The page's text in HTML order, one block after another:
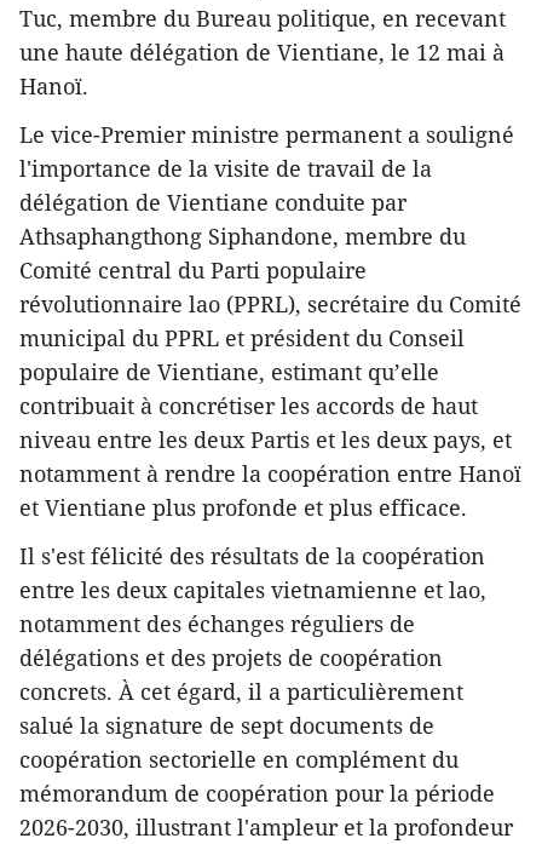
Tuc, membre du Bureau politique, en recevant
une haute délégation de Vientiane, le 12 mai à
Hanoï.
Le vice-Premier ministre permanent a souligné
l'importance de la visite de travail de la
délégation de Vientiane conduite par
Athsaphangthong Siphandone, membre du
Comité central du Parti populaire
révolutionnaire lao (PPRL), secrétaire du Comité
municipal du PPRL et président du Conseil
populaire de Vientiane, estimant qu’elle
contribuait à concrétiser les accords de haut
niveau entre les deux Partis et les deux pays, et
notamment à rendre la coopération entre Hanoï
et Vientiane plus profonde et plus efficace.
Il s'est félicité des résultats de la coopération
entre les deux capitales vietnamienne et lao,
notamment des échanges réguliers de
délégations et des projets de coopération
concrets. À cet égard, il a particulièrement
salué la signature de sept documents de
coopération sectorielle en complément du
mémorandum de coopération pour la période
2026-2030, illustrant l'ampleur et la profondeur